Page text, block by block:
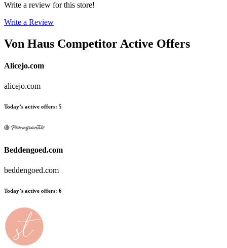
Write a review for this store!
Write a Review
Von Haus Competitor Active Offers
Alicejo.com
alicejo.com
Today’s active offers: 5
Beddengoed.com
beddengoed.com
Today’s active offers: 6